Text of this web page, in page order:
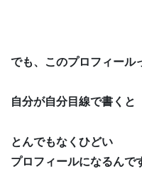
でも、このプロフィール
自分が自分目線で書くと
とんでもなくひどい
プロフィールになるんで